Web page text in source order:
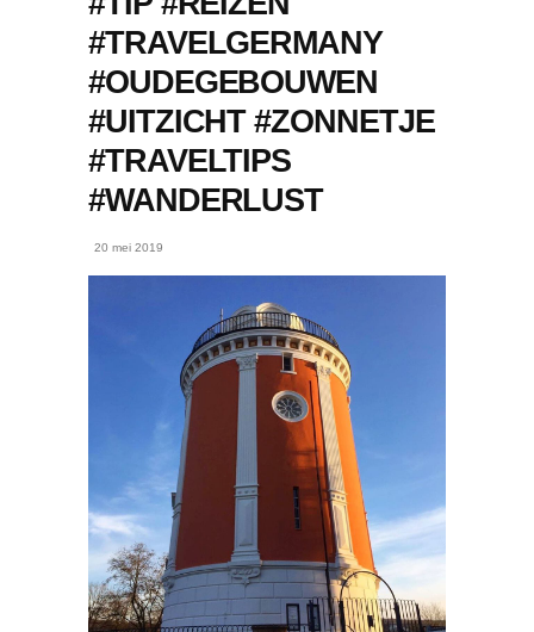
#TRAVELGERMANY
#OUDEGEBOUWEN
#UITZICHT #ZONNETJE
#TRAVELTIPS
#WANDERLUST
20 mei 2019